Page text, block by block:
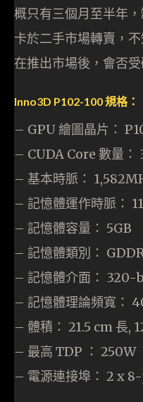
概只有三個月至半年
卡於二手市場轉賣，
在推出市場後，會否
Inno3D P102-100 規格：
– GPU 繪圖晶片：
– CUDA Core 數量：
– 基本時脈：
– 記憶體運作時脈：
– 記憶體容量： 5GB
– 記憶體類別：
– 記憶體介面： 320-
– 記憶體理論頻寬：
– 體積： 21.5 cm 長,
– 最高 TDP ： 250W
– 電源連接埠： 2 x